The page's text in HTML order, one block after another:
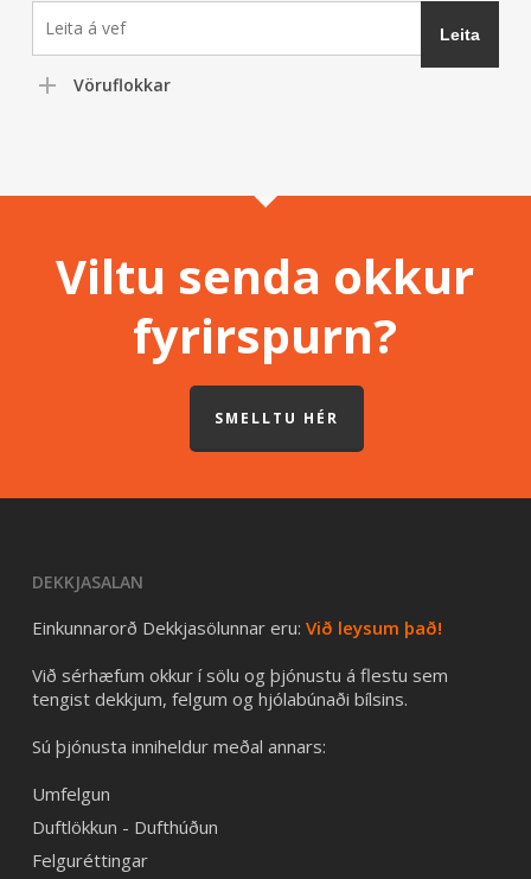
Vöruflokkar
Viltu senda okkur
fyrirspurn?
SMELLTU HÉR
DEKKJASALAN
Einkunnarorð Dekkjasölunnar eru: Við leysum það!
Við sérhæfum okkur í sölu og þjónustu á flestu sem
tengist dekkjum, felgum og hjólabúnaði bílsins.
Sú þjónusta inniheldur meðal annars:
Umfelgun
Duftlökkun - Dufthúðun
Felguréttingar